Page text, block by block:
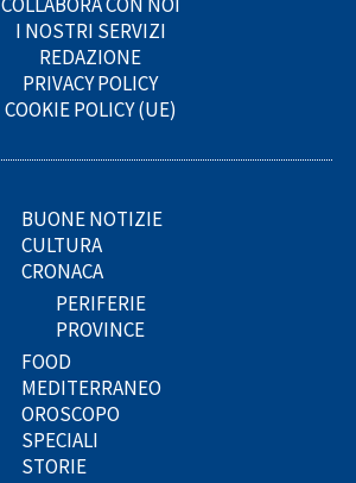
I NOSTRI SERVIZI
REDAZIONE
PRIVACY POLICY
COOKIE POLICY (UE)
BUONE NOTIZIE
CULTURA
CRONACA
PERIFERIE
PROVINCE
FOOD
MEDITERRANEO
OROSCOPO
SPECIALI
STORIE